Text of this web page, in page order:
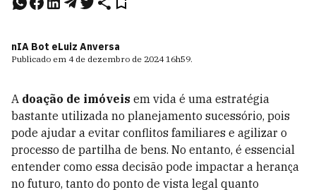
nIA Bot eLuiz Anversa
Publicado em 4 de dezembro de 2024 16h59.
A doação de imóveis em vida é uma estratégia
bastante utilizada no planejamento sucessório, pois
pode ajudar a evitar conflitos familiares e agilizar o
processo de partilha de bens. No entanto, é essencial
entender como essa decisão pode impactar a herança
no futuro, tanto do ponto de vista legal quanto